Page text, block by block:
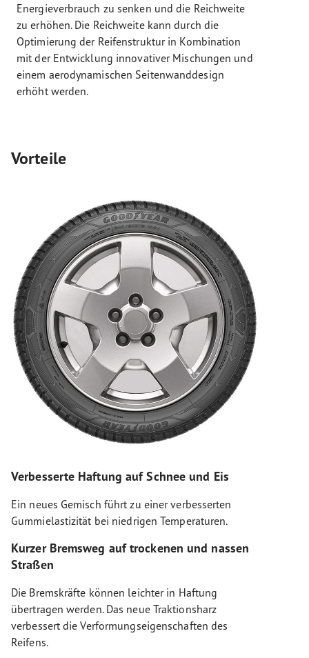
Energieverbrauch zu senken und die Reichweite
zu erhöhen. Die Reichweite kann durch die
Optimierung der Reifenstruktur in Kombination
mit der Entwicklung innovativer Mischungen und
einem aerodynamischen Seitenwanddesign
erhöht werden.
Vorteile
Verbesserte Haftung auf Schnee und Eis
Ein neues Gemisch führt zu einer verbesserten
Gummielastizität bei niedrigen Temperaturen.
Kurzer Bremsweg auf trockenen und nassen
Straßen
Die Bremskräfte können leichter in Haftung
übertragen werden. Das neue Traktionsharz
verbessert die Verformungseigenschaften des
Reifens.